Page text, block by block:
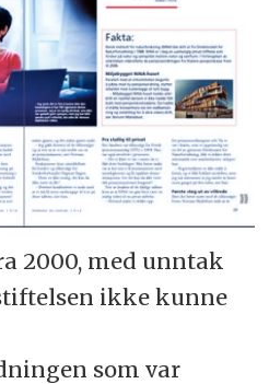
2000, med unntak
ikke kunne
som var